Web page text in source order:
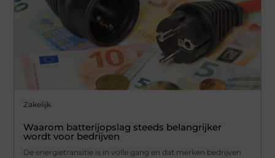
Zakelijk
Waarom batterijopslag steeds belangrijker
wordt voor bedrijven
De energietransitie is in volle gang en dat merken bedrijven